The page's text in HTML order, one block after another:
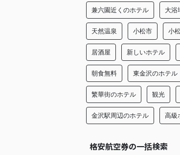
兼六園近くのホテル 大浴
天然温泉 小松市 小
居酒屋 新しいホテル
朝食無料 東金沢のホテル
繁華街のホテル 観光
金沢駅周辺のホテル 高級
格安航空券の一括検索